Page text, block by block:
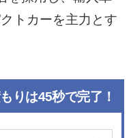
トカーを主力とす
りは45秒で完了！